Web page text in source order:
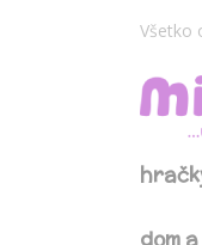
Všetko
dom